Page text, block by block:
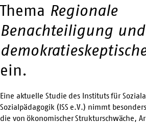
Thema Regionale
Benachteiligung und
ein.
Eine aktuelle Studie des Instituts für
Sozialpädagogik (ISS e.V.) nimmt
die von ökonomischer Strukturschwäche,